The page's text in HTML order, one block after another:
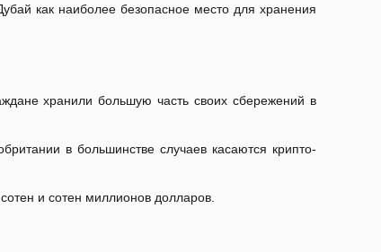
как наиболее безопасное место для хранения
хранили большую часть своих сбережений в
в большинстве случаев касаются крипто-
и сотен миллионов долларов.